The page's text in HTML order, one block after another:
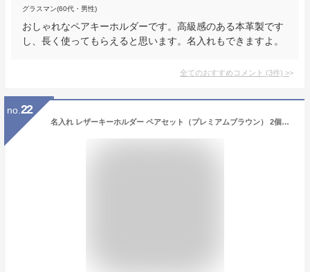
グラスマン(60代・男性)
おしゃれなペアキーホルダーです。高級感のある本革製です
し、長く使ってもらえると思います。名入れもできますよ。
全てのおすすめコメント (3件) >
no. 22
名入れ レザーキーホルダー ペアセット（プレミアムブラウン） 2個セット メッセージ刻印 皮 革 プレゼント ギフト メンズ レディース 人気 キーリング カップル オリジナル ブランド 名前 記念日【楽ギフ_包装選択】【楽ギフ_名入れ】【楽ギフ_メッセ入力】【RCP】